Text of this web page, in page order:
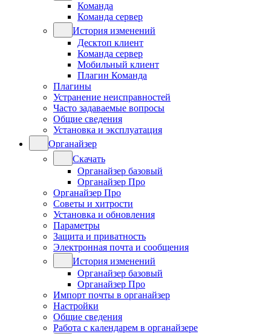
Команда
Команда сервер
История изменений
Десктоп клиент
Команда сервер
Мобильный клиент
Плагин Команда
Плагины
Устранение неисправностей
Часто задаваемые вопросы
Общие сведения
Установка и эксплуатация
Органайзер
Скачать
Органайзер базовый
Органайзер Про
Органайзер Про
Советы и хитрости
Установка и обновления
Параметры
Защита и приватность
Электронная почта и сообщения
История изменений
Органайзер базовый
Органайзер Про
Импорт почты в органайзер
Настройки
Общие сведения
Работа с календарем в органайзере